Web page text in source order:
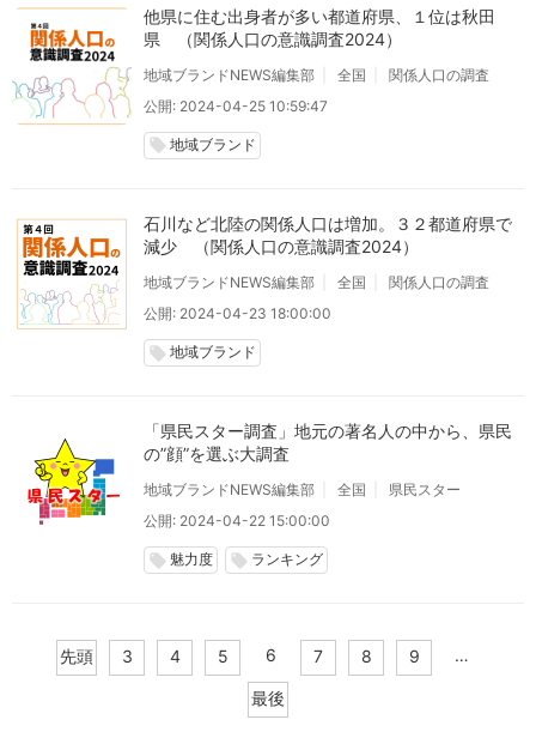
他県に住む出身者が多い都道府県、１位は秋田
県 （関係人口の意識調査2024）
地域ブランドNEWS編集部 全国
関係人口の調査
公開: 2024-04-25 10:59:47
local_offer 地域ブランド
石川など北陸の関係人口は増加。３２都道府県で
減少 （関係人口の意識調査2024）
地域ブランドNEWS編集部 全国
関係人口の調査
公開: 2024-04-23 18:00:00
local_offer 地域ブランド
「県民スター調査」地元の著名人の中から、県民
の”顔”を選ぶ大調査
地域ブランドNEWS編集部 全国
県民スター
公開: 2024-04-22 15:00:00
local_offer 魅力度 local_offer ランキング
先頭 3 4 5 6 7 8 9 …
最後